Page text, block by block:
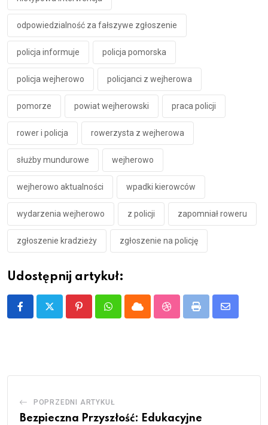
odpowiedzialność za fałszywe zgłoszenie
policja informuje policja pomorska
policja wejherowo policjanci z wejherowa
pomorze powiat wejherowski praca policji
rower i policja rowerzysta z wejherowa
służby mundurowe wejherowo
wejherowo aktualności wpadki kierowców
wydarzenia wejherowo z policji zapomniał roweru
zgłoszenie kradzieży zgłoszenie na policję
Udostępnij artykuł:
PinterestWhatsappCloud StumbleUpon
Print
Share
POPRZEDNI ARTYKUŁ
Bezpieczna Przyszłość: Edukacyjne